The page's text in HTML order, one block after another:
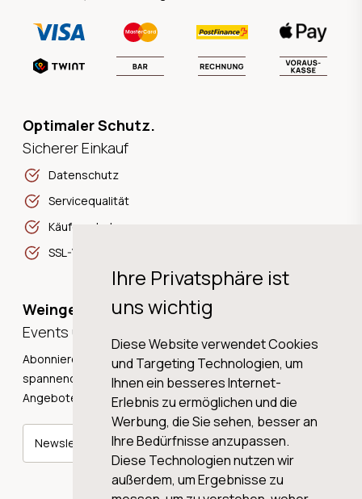
Ihre Privatsphäre ist
uns wichtig
Diese Website verwendet Cookies
und Targeting Technologien, um
Ihnen ein besseres Internet-
Erlebnis zu ermöglichen und die
Werbung, die Sie sehen, besser an
Ihre Bedürfnisse anzupassen.
Diese Technologien nutzen wir
außerdem, um Ergebnisse zu
Optimaler Schutz.
Sicherer Einkauf
Datenschutz
Servicequalität
Käuferschutz
SSL-Verschlüsselung
Weingeschichten,
Events und Neuigkeiten!
Abonnieren Sie unseren Newsletter und erhalten Sie
spannende Weingeschichten, Neuigkeiten und tolle
Angebote direkt in Ihre Mailbox.
Newsletter abonnieren